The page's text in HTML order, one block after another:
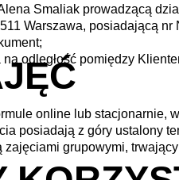
Smaliak prowadzącą
Warszawa, posiadającą
odległość pomiędzy
online lub stacjonarnie,
posiadają z góry ustalony
grupowymi,